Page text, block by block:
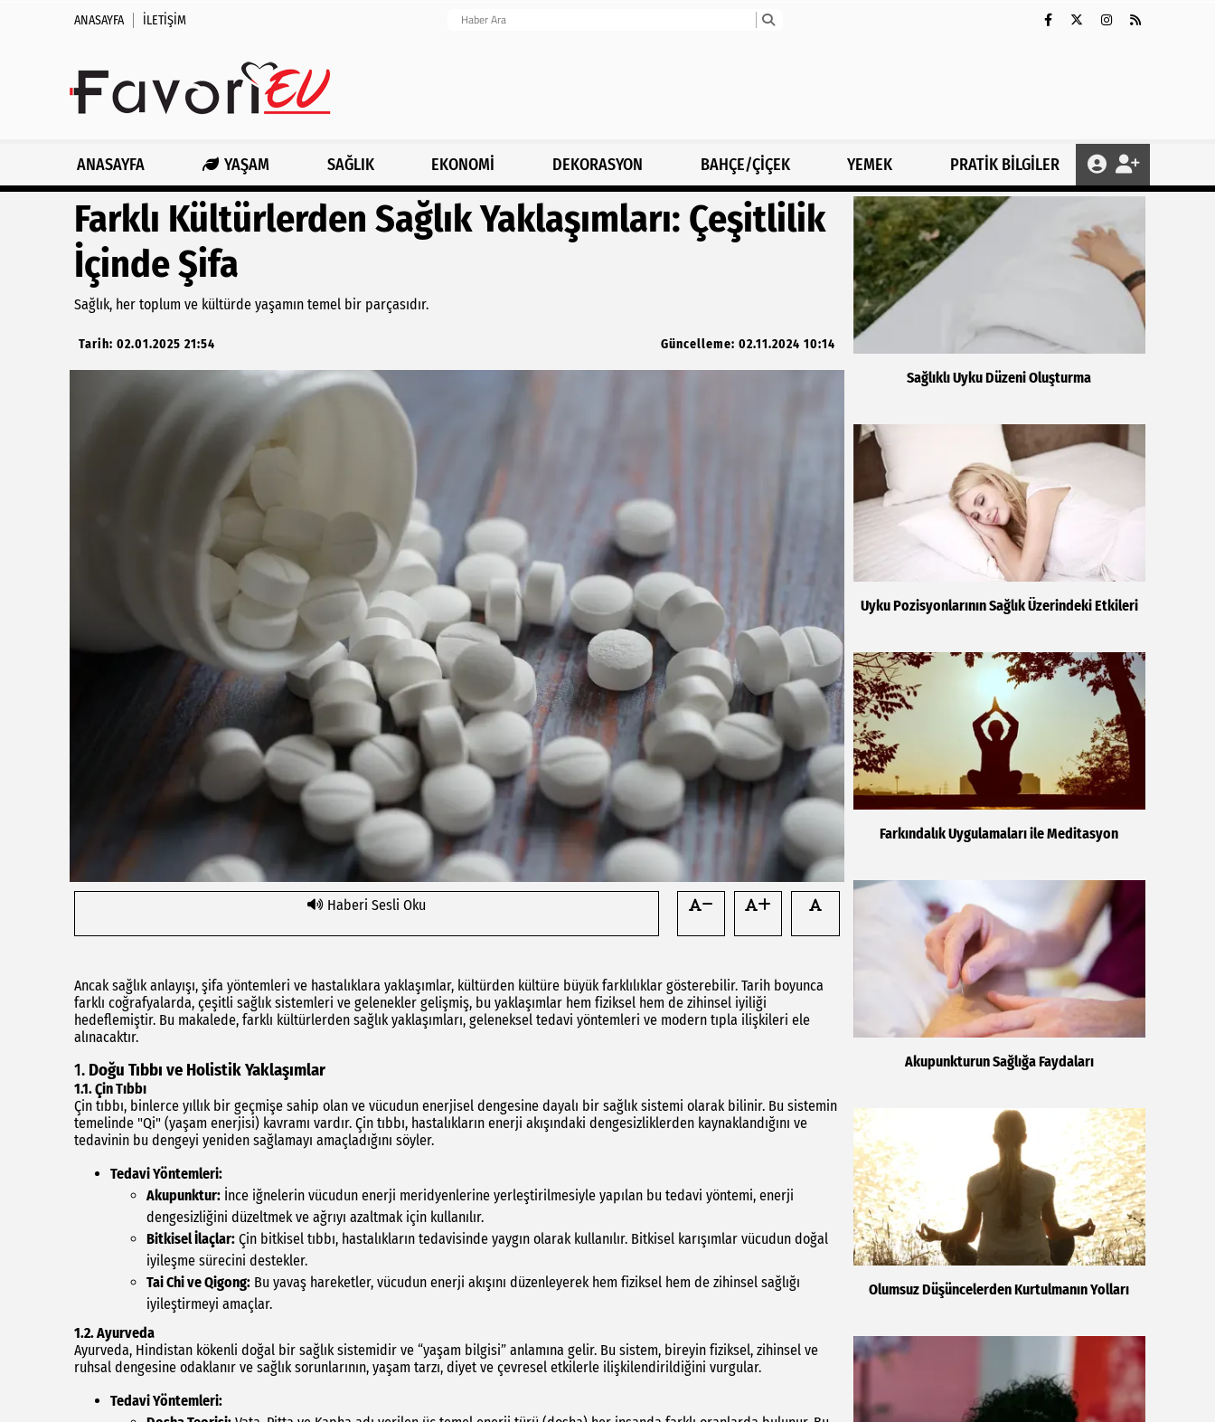
ANASAYFA İLETIŞIM
ANASAYFA YAŞAM SAĞLIK EKONOMİ DEKORASYON BAHÇE/ÇİÇEK YEMEK PRATİK BİLGİLER
Farklı Kültürlerden Sağlık Yaklaşımları: Çeşitlilik
İçinde Şifa
Sağlık, her toplum ve kültürde yaşamın temel bir parçasıdır.
Tarih: 02.01.2025 21:54 Güncelleme: 02.11.2024 10:14
Haberi Sesli Oku
Ancak sağlık anlayışı, şifa yöntemleri ve hastalıklara yaklaşımlar, kültürden kültüre büyük farklılıklar gösterebilir. Tarih boyunca
farklı coğrafyalarda, çeşitli sağlık sistemleri ve gelenekler gelişmiş, bu yaklaşımlar hem fiziksel hem de zihinsel iyiliği
hedeflemiştir. Bu makalede, farklı kültürlerden sağlık yaklaşımları, geleneksel tedavi yöntemleri ve modern tıpla ilişkileri ele
alınacaktır.
1. Doğu Tıbbı ve Holistik Yaklaşımlar
1.1.Çin Tıbbı
Çin tıbbı, binlerce yıllık bir geçmişe sahip olan ve vücudun enerjisel dengesine dayalı bir sağlık sistemi olarak bilinir. Bu sistemin
temelinde "Qi" (yaşam enerjisi) kavramı vardır. Çin tıbbı, hastalıkların enerji akışındaki dengesizliklerden kaynaklandığını ve
tedavinin bu dengeyi yeniden sağlamayı amaçladığını söyler.
Tedavi Yöntemleri:
Akupunktur: İnce iğnelerin vücudun enerji meridyenlerine yerleştirilmesiyle yapılan bu tedavi yöntemi, enerji
dengesizliğini düzeltmek ve ağrıyı azaltmak için kullanılır.
Bitkisel İlaçlar: Çin bitkisel tıbbı, hastalıkların tedavisinde yaygın olarak kullanılır. Bitkisel karışımlar vücudun doğal
iyileşme sürecini destekler.
Tai Chi ve Qigong: Bu yavaş hareketler, vücudun enerji akışını düzenleyerek hem fiziksel hem de zihinsel sağlığı
iyileştirmeyi amaçlar.
1.2.Ayurveda
Ayurveda, Hindistan kökenli doğal bir sağlık sistemidir ve “yaşam bilgisi” anlamına gelir. Bu sistem, bireyin fiziksel, zihinsel ve
ruhsal dengesine odaklanır ve sağlık sorunlarının, yaşam tarzı, diyet ve çevresel etkilerle ilişkilendirildiğini vurgular.
Tedavi Yöntemleri:
Sağlıklı Uyku Düzeni Oluşturma
Uyku Pozisyonlarının Sağlık Üzerindeki Etkileri
Farkındalık Uygulamaları ile Meditasyon
Akupunkturun Sağlığa Faydaları
Olumsuz Düşüncelerden Kurtulmanın Yolları